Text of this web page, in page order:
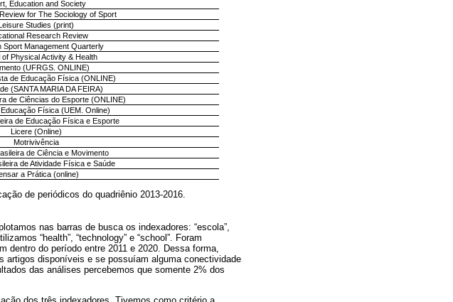
Education and Society
for The Sociology of Sport
Studies (print)
Research Review
Sport Management Quarterly
of Physical Activity & Health
(UFRGS. ONLINE)
de Educação Física (ONLINE)
(SANTA MARIA DA FEIRA)
de Ciências do Esporte (ONLINE)
Física (UEM. Online)
de Educação Física e Esporte
Licere (Online)
Motrivivência
de Ciência e Movimento
de Atividade Física e Saúde
a Prática (online)
de periódicos do quadriênio 2013-2016.
nas barras de busca os indexadores: “escola”,
“health”, “technology” e “school”. Foram
dentro do período entre 2011 e 2020. Dessa forma,
artigos disponíveis e se possuíam alguma conectividade
das análises percebemos que somente 2% dos